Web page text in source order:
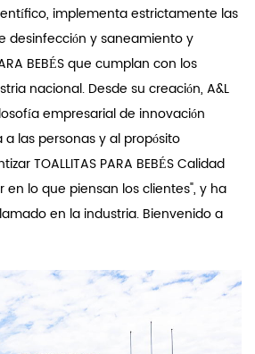
implementa estrictamente las
desinfección y saneamiento y
BEBÉS que cumplan con los
nacional. Desde su creación, A&L
empresarial de innovación
las personas y al propósito
TOALLITAS PARA BEBÉS Calidad
lo que piensan los clientes", y ha
en la industria. Bienvenido a